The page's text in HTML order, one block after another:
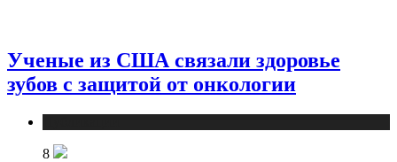
Ученые из США связали здоровье
зубов с защитой от онкологии
8